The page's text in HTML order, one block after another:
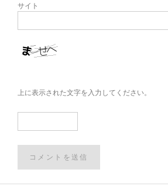
サイト
上に表示された文字を入力してください。